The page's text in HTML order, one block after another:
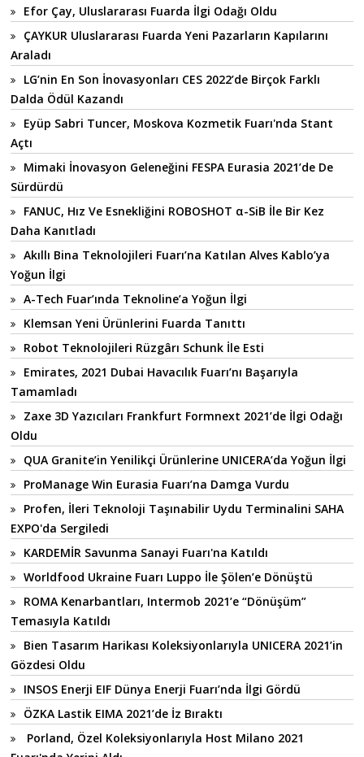
Efor Çay, Uluslararası Fuarda İlgi Odağı Oldu
ÇAYKUR Uluslararası Fuarda Yeni Pazarların Kapılarını
Araladı
LG’nin En Son İnovasyonları CES 2022’de Birçok Farklı
Dalda Ödül Kazandı
Eyüp Sabri Tuncer, Moskova Kozmetik Fuarı'nda Stant
Açtı
Mimaki İnovasyon Geleneğini FESPA Eurasia 2021’de De
Sürdürdü
FANUC, Hız Ve Esnekliğini ROBOSHOT α-SiB İle Bir Kez
Daha Kanıtladı
Akıllı Bina Teknolojileri Fuarı’na Katılan Alves Kablo’ya
Yoğun İlgi
A-Tech Fuar’ında Teknoline’a Yoğun İlgi
Klemsan Yeni Ürünlerini Fuarda Tanıttı
Robot Teknolojileri Rüzgârı Schunk İle Esti
Emirates, 2021 Dubai Havacılık Fuarı’nı Başarıyla
Tamamladı
Zaxe 3D Yazıcıları Frankfurt Formnext 2021’de İlgi Odağı
Oldu
QUA Granite’in Yenilikçi Ürünlerine UNICERA’da Yoğun İlgi
ProManage Win Eurasia Fuarı’na Damga Vurdu
Profen, İleri Teknoloji Taşınabilir Uydu Terminalini SAHA
EXPO'da Sergiledi
KARDEMİR Savunma Sanayi Fuarı'na Katıldı
Worldfood Ukraine Fuarı Luppo İle Şölen’e Dönüştü
ROMA Kenarbantları, Intermob 2021’e “Dönüşüm”
Temasıyla Katıldı
Bien Tasarım Harikası Koleksiyonlarıyla UNICERA 2021’in
Gözdesi Oldu
INSOS Enerji EIF Dünya Enerji Fuarı’nda İlgi Gördü
ÖZKA Lastik EIMA 2021’de İz Bıraktı
Porland, Özel Koleksiyonlarıyla Host Milano 2021